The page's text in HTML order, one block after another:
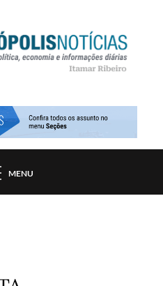
NOTÍCIAS
DE SALVADOR E
MENU